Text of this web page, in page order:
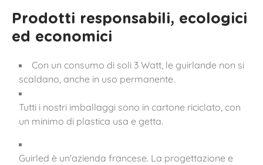
Prodotti responsabili, ecologici
ed economici
Con un consumo di soli 3 Watt, le guirlande non si
scaldano, anche in uso permanente.
Tutti i nostri imballaggi sono in cartone riciclato, con
un minimo di plastica usa e getta.
Guirled è un'azienda francese. La progettazione e